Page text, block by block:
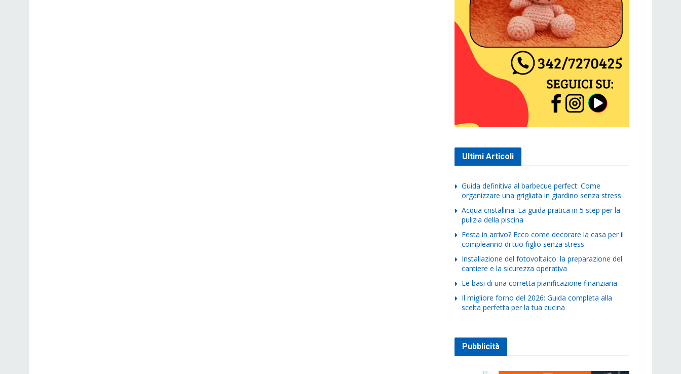
Ultimi Articoli
Guida definitiva al barbecue perfect: Come
organizzare una grigliata in giardino senza stress
Acqua cristallina: La guida pratica in 5 step per la
pulizia della piscina
Festa in arrivo? Ecco come decorare la casa per il
compleanno di tuo figlio senza stress
Installazione del fotovoltaico: la preparazione del
cantiere e la sicurezza operativa
Le basi di una corretta pianificazione finanziaria
Il migliore forno del 2026: Guida completa alla
scelta perfetta per la tua cucina
Pubblicità